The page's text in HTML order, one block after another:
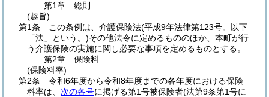
第1章
総則
(趣旨)
第1条
この条例は、介護保険法(平成9年法律第123号。以下
「法」という。)その他法令に定めるもののほか、本町が行
う介護保険の実施に関し必要な事項を定めるものとする。
第2章
保険料
(保険料率)
第2条
令和6年度から令和8年度までの各年度における保険
料率は、 次の各号に掲げる第1号被保険者(法第9条第1号に